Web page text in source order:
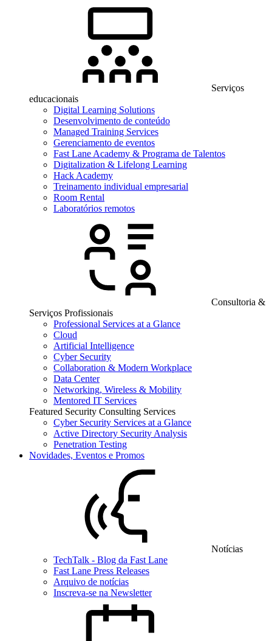
Serviços
educacionais
Digital Learning Solutions
Desenvolvimento de conteúdo
Managed Training Services
Gerenciamento de eventos
Fast Lane Academy & Programa de Talentos
Digitalization & Lifelong Learning
Hack Academy
Treinamento individual empresarial
Room Rental
Laboratórios remotos
Consultoria &
Serviços Profissionais
Professional Services at a Glance
Cloud
Artificial Intelligence
Cyber Security
Collaboration & Modern Workplace
Data Center
Networking, Wireless & Mobility
Mentored IT Services
Featured Security Consulting Services
Cyber Security Services at a Glance
Active Directory Security Analysis
Penetration Testing
Novidades, Eventos e Promos
Notícias
TechTalk - Blog da Fast Lane
Fast Lane Press Releases
Arquivo de notícias
Inscreva-se na Newsletter